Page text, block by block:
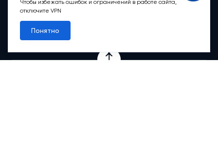
Пн-вс: 9:00 – 21:00
Чтобы избежать ошибок и ограничений в работе сайта,
отключите VPN
Понятно